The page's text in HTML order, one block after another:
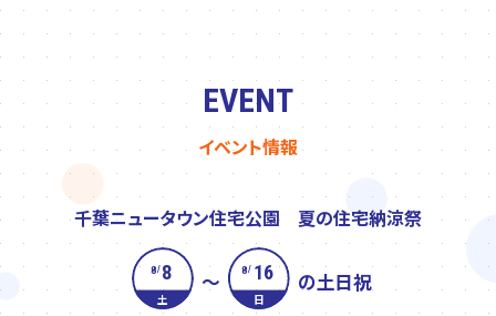
EVENT
イベント情報
千葉ニュータウン住宅公園 夏の住宅納涼祭
8/ 8
土
～ 8/ 16
日
の土日祝